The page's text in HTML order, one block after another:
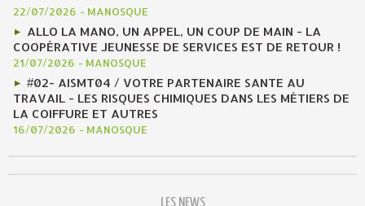
22/07/2026 - MANOSQUE
ALLO LA MANO, UN APPEL, UN COUP DE MAIN - LA
COOPÉRATIVE JEUNESSE DE SERVICES EST DE RETOUR !
21/07/2026 - MANOSQUE
#02- AISMT04 / VOTRE PARTENAIRE SANTE AU
TRAVAIL - LES RISQUES CHIMIQUES DANS LES MÉTIERS DE
LA COIFFURE ET AUTRES
16/07/2026 - MANOSQUE
LES NEWS